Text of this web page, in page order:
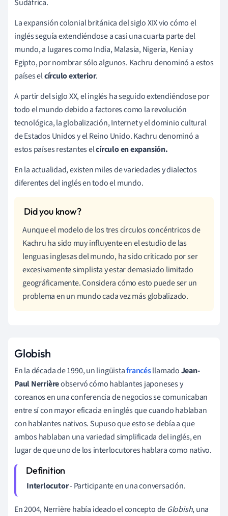
Sudáfrica.
La expansión colonial británica del siglo XIX vio cómo el
inglés seguía extendiéndose a casi una cuarta parte del
mundo, a lugares como India, Malasia, Nigeria, Kenia y
Egipto, por nombrar sólo algunos. Kachru denominó a estos
países elcírculo exterior.
A partir del siglo XX, el inglés ha seguido extendiéndose por
todo el mundo debido a factores como la revolución
tecnológica, la globalización, Internet y el dominio cultural
de Estados Unidos y el Reino Unido. Kachru denominó a
estos países restantes elcírculo en expansión.
En la actualidad, existen miles de variedades y dialectos
diferentes del inglés en todo el mundo.
Aunque el modelo de los tres círculos concéntricos de
Kachru ha sido muy influyente en el estudio de las
lenguas inglesas del mundo, ha sido criticado por ser
excesivamente simplista y estar demasiado limitado
geográficamente. Considera cómo esto puede ser un
problema en un mundo cada vez más globalizado.
Globish
En la década de 1990, un lingüistafrancésllamadoJean-
Paul Nerrièreobservó cómo hablantes japoneses y
coreanos en una conferencia de negocios se comunicaban
entre sí con mayor eficacia en inglés que cuando hablaban
con hablantes nativos. Supuso que esto se debía a que
ambos hablaban una variedad simplificada del inglés, en
lugar de que uno de los interlocutores hablara como nativo.
Interlocutor- Participante en una conversación.
En 2004,Nerrière había ideado el concepto de Globish, una